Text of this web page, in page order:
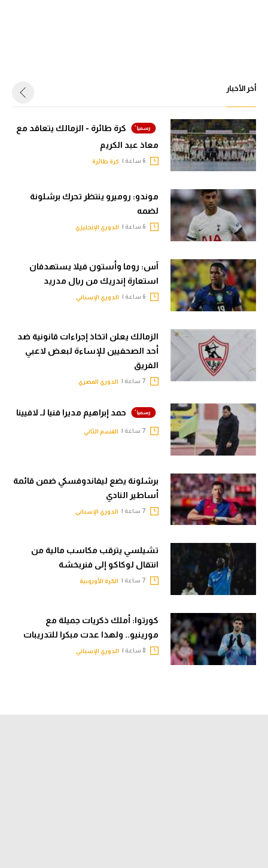
أخر الأخبار
كرة طائرة - الزمالك يتعاقد مع
معاذ عبد الكريم
كرة طائرة
موندو: روميرو ينتظر تحرك برشلونة
لضمه
الدوري الإنجليزي
آس: روما وأستون فيلا يستهدفان
استعارة إندريك من ريال مدريد
الدوري الإسباني
الزمالك يعلن اتخاذ إجراءات قانونية ضد
أحد الصحفيين للإساءة لبعض لاعبي
الفريق
الدوري المصري
حمد إبراهيم مديرا فنيا لـ لافيينا
القسم الثاني
برشلونة يضع ليفاندوفسكي ضمن قائمة
أساطير النادي
الدوري الإسباني
تشيلسي يترقب مكاسب مالية من
انتقال لوكاكو إلى فنربخشة
الكرة الأوروبية
كورتوا: أملك ذكريات جميلة مع
مورينيو.. ولهذا عدت مبكرا للتدريبات
الدوري الإسباني